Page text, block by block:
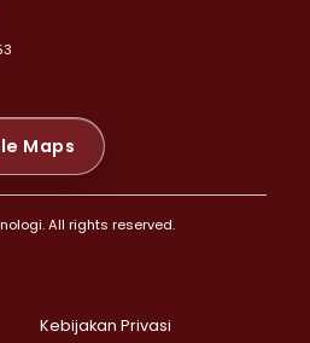
>
>
>
Hilir >
Selatan >
>
Selatan >
Maps
All rights reserved.
Kebijakan Privasi